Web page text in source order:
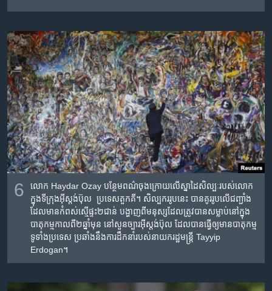
6
លោក​ Haydar Ozay បន្ថែម​ពណ៌​ចុង​ក្រោយ​លើ​ស្នាដៃ​សិល្បៈ​របស់​លោក​
ក្នុង​ទីក្រុង​អ៊ីស្តង់​ប៊ុល ​ ប្រទេស​តួកគី។ សិល្បករ​រូប​នេះ​ បាន​គូរ​រូប​លើ​ជញ្ជាំង​
ដែល​មាន​កំពស់​ស្មើ​ផ្ទះ​២​ជាន់​ បង្ហាញ​ពី​មនុស្ស​ដែល​ត្រូវ​បាន​សម្លាប់​នៅ​ក្នុង​
បាតុកម្ម​កាល​ពី​២​ឆ្នាំ​មុន​ នៅ​សួន​ច្បារ​អ៊ីស្តង់ប៊ុល​ ដែល​បាន​ធ្វើ​ឲ្យ​មាន​បាតុកម្ម​
ទូទាំង​ប្រទេស​ ប្រឆាំង​នឹង​ការដឹក​នាំ​របស់​នាយករដ្ឋ​មន្រ្តី​​ Tayyip
Erdogan។